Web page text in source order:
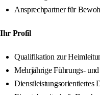
Ansprechpartner für
Ihr Profil
Qualifikation zur
Mehrjährige Führungs-
Dienstleistungsorientiertes